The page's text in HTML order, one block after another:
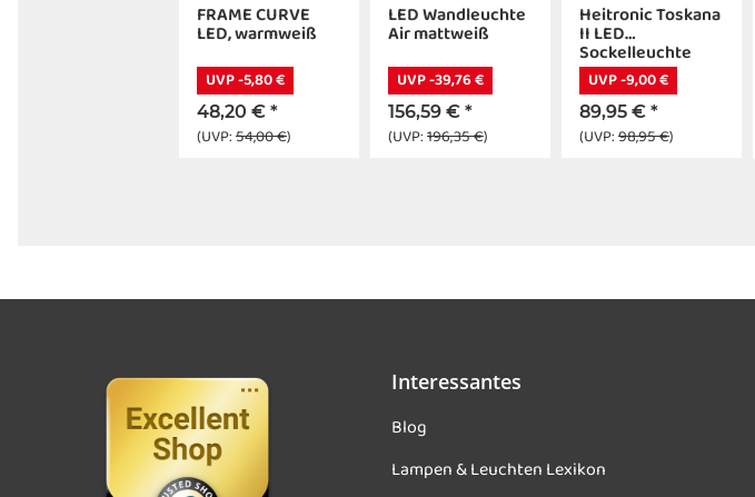
FRAME CURVE
LED, warmweiß
UVP -5,80 €
48,20 € *
(UVP:54,00 €)
LED Wandleuchte
Air mattweiß
UVP -39,76 €
156,59 € *
(UVP:196,35 €)
Heitronic Toskana
II LED
Sockelleuchte
350mm anthrazit
8,5W IP65
UVP -9,00 €
89,95 € *
(UVP:98,95 €)
Interessantes
Blog
Lampen & Leuchten Lexikon